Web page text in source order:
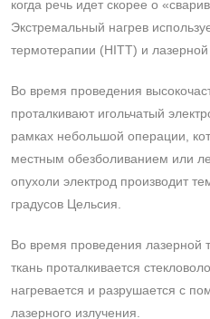
когда речь идет скорее о
Экстремальный нагрев
термотерапии (HITT) и
Во время проведения
проталкивают игольчатый
рамках небольшой операции,
местным обезболиванием или
опухоли электрод производит
градусов Цельсия.
Во время проведения лазерной
ткань проталкивается
нагревается и разрушается с
лазерного излучения.